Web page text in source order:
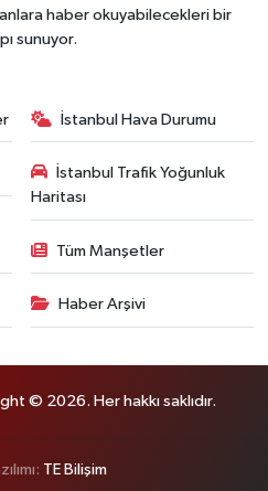
haber okuyabilecekleri bir
sunuyor.
İstanbul Hava Durumu
İstanbul Trafik Yoğunluk
Haritası
Tüm Manşetler
Haber Arşivi
© 2026. Her hakkı saklıdır.
TE Bilişim